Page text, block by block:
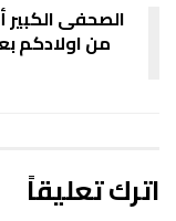
الصحفى الكبير
من اولادكم
اترك تعليقاً